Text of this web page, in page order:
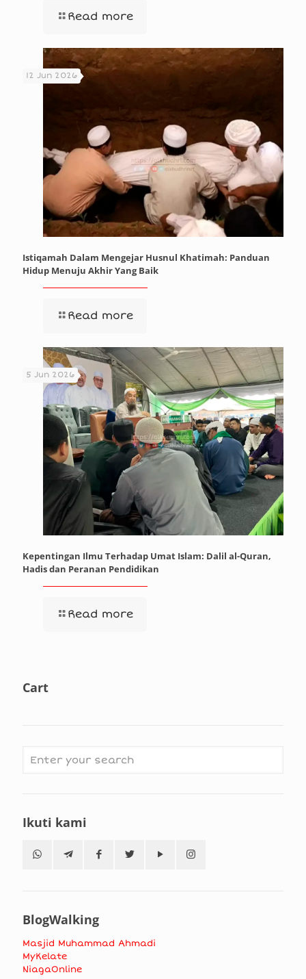
Read more
12 Jun 2026
Istiqamah Dalam Mengejar Husnul Khatimah: Panduan
Hidup Menuju Akhir Yang Baik
Read more
5 Jun 2026
Kepentingan Ilmu Terhadap Umat Islam: Dalil al-Quran,
Hadis dan Peranan Pendidikan
Read more
Cart
Ikuti kami
BlogWalking
Masjid Muhammad Ahmadi
MyKelate
NiagaOnline